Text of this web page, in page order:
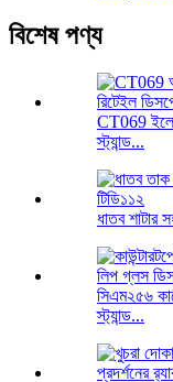
বিশেষ পণ্য
CT069
স্ট্যান্ড...
ধাতব শাটার
সিএম২৫৬
স্ট্যান্ড...